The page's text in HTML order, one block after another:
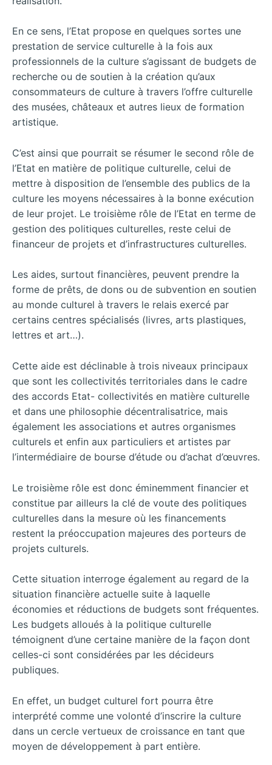
En ce sens, l’Etat propose en quelques sortes une
prestation de service culturelle à la fois aux
professionnels de la culture s’agissant de budgets de
recherche ou de soutien à la création qu’aux
consommateurs de culture à travers l’offre culturelle
des musées, châteaux et autres lieux de formation
artistique.
C’est ainsi que pourrait se résumer le second rôle de
l’Etat en matière de politique culturelle, celui de
mettre à disposition de l’ensemble des publics de la
culture les moyens nécessaires à la bonne exécution
de leur projet. Le troisième rôle de l’Etat en terme de
gestion des politiques culturelles, reste celui de
financeur de projets et d’infrastructures culturelles.
Les aides, surtout financières, peuvent prendre la
forme de prêts, de dons ou de subvention en soutien
au monde culturel à travers le relais exercé par
certains centres spécialisés (livres, arts plastiques,
lettres et art…).
Cette aide est déclinable à trois niveaux principaux
que sont les collectivités territoriales dans le cadre
des accords Etat- collectivités en matière culturelle
et dans une philosophie décentralisatrice, mais
également les associations et autres organismes
culturels et enfin aux particuliers et artistes par
l’intermédiaire de bourse d’étude ou d’achat d’œuvres.
Le troisième rôle est donc éminemment financier et
constitue par ailleurs la clé de voute des politiques
culturelles dans la mesure où les financements
restent la préoccupation majeures des porteurs de
projets culturels.
Cette situation interroge également au regard de la
situation financière actuelle suite à laquelle
économies et réductions de budgets sont fréquentes.
Les budgets alloués à la politique culturelle
témoignent d’une certaine manière de la façon dont
celles-ci sont considérées par les décideurs
publiques.
En effet, un budget culturel fort pourra être
interprété comme une volonté d’inscrire la culture
dans un cercle vertueux de croissance en tant que
moyen de développement à part entière.